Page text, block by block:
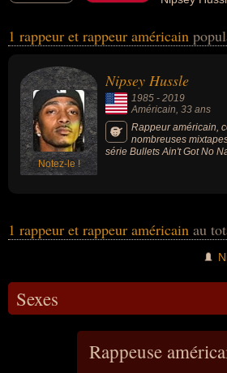
musique ou du rap. Ces célébrités
1 rappeur et rappeur américain
Notez-le !
Nipsey Hussle
1985 - 2019
Américain, 33 ans
Rappeur américain,
nombreuses
série Bullets Ain't Got No
Marathon, The Marathon
Crenshaw, dont le rappeur
devant son magasin.
1 rappeur et rappeur américain au
Sexes
Rappeuse